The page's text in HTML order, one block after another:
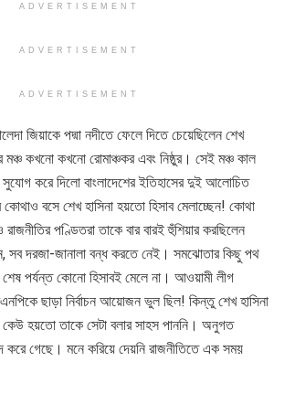
ADVERTISEMENT
ADVERTISEMENT
ADVERTISEMENT
জিয়াকে পদ্মা নদীতে ফেলে দিতে চেয়েছিলেন শেখ
মঞ্চ কখনো কখনো রোমাঞ্চকর এবং নিষ্ঠুর। সেই মঞ্চ কাল
সুযোগ করে দিলো বাংলাদেশের ইতিহাসের দুই আলোচিত
বসে শেখ হাসিনা হয়তো হিসাব মেলাচ্ছেন! কোথা
পণ্ডিতরা তাকে বার বারই হুঁশিয়ার করছিলেন
সব দরজা-জানালা বন্ধ করতে নেই। সমঝোতার কিছু পথ
পর্যন্ত কোনো হিসাবই মেলে না। আওয়ামী লীগ
ছাড়া নির্বাচন আয়োজন ভুল ছিল! কিন্তু শেখ হাসিনা
হয়তো তাকে সেটা বলার সাহস পাননি। অনুগত
করে গেছে। মনে করিয়ে দেয়নি রাজনীতিতে এক সময়